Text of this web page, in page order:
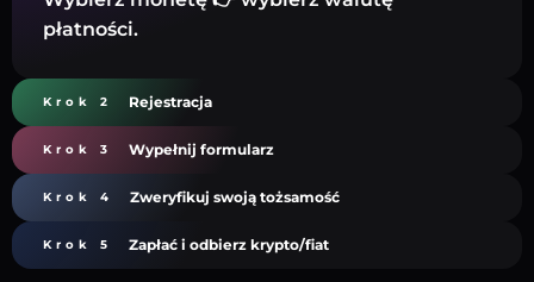
płatności.
Krok 2 Rejestracja
Krok 3 Wypełnij formularz
Krok 4 Zweryfikuj swoją tożsamość
Krok 5 Zapłać i odbierz krypto/fiat